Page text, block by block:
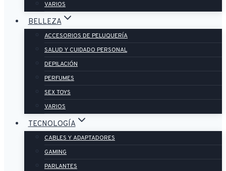
VARIOS
BELLEZA
ACCESORIOS DE PELUQUERÍA
SALUD Y CUIDADO PERSONAL
DEPILACIÓN
PERFUMES
SEX TOYS
VARIOS
TECNOLOGÍA
CABLES Y ADAPTADORES
GAMING
PARLANTES